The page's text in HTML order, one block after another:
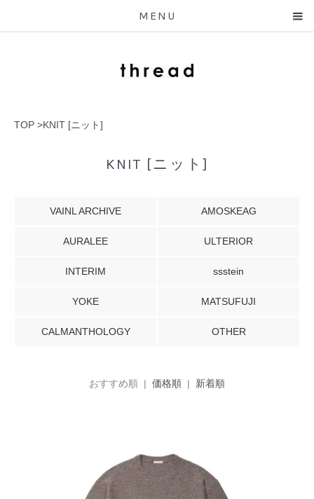
MENU
TOP >KNIT [ニット]
KNIT [ニット]
VAINL ARCHIVE AMOSKEAG
AURALEE ULTERIOR
INTERIM ssstein
YOKE MATSUFUJI
CALMANTHOLOGY OTHER
おすすめ順 | 価格順 | 新着順